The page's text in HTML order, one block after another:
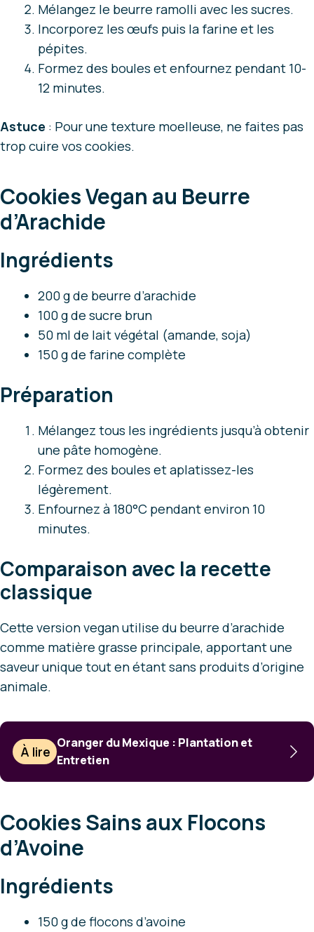
Mélangez le beurre ramolli avec les sucres.
Incorporez les œufs puis la farine et les
pépites.
Formez des boules et enfournez pendant 10-
12 minutes.
Astuce : Pour une texture moelleuse, ne faites pas
trop cuire vos cookies.
Cookies Vegan au Beurre
d’Arachide
Ingrédients
200 g de beurre d’arachide
100 g de sucre brun
50 ml de lait végétal (amande, soja)
150 g de farine complète
Préparation
Mélangez tous les ingrédients jusqu’à obtenir
une pâte homogène.
Formez des boules et aplatissez-les
légèrement.
Enfournez à 180°C pendant environ 10
minutes.
Comparaison avec la recette
classique
Cette version vegan utilise du beurre d’arachide
comme matière grasse principale, apportant une
saveur unique tout en étant sans produits d’origine
animale.
À lire
Oranger du Mexique : Plantation et
Entretien
Cookies Sains aux Flocons
d’Avoine
Ingrédients
150 g de flocons d’avoine